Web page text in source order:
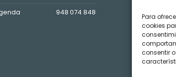
Para
cookies
consentir
948 074 848